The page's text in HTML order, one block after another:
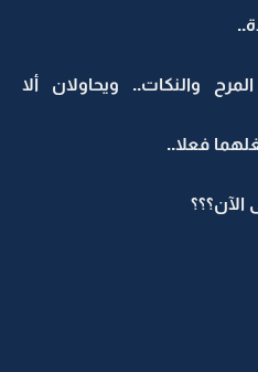
والنكات.. ويحاولان ألا
فعلا..
الآن؟؟؟